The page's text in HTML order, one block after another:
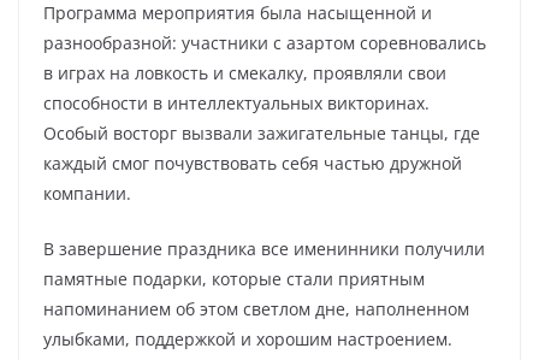
Программа мероприятия была насыщенной и
разнообразной: участники с азартом соревновались
в играх на ловкость и смекалку, проявляли свои
способности в интеллектуальных викторинах.
Особый восторг вызвали зажигательные танцы, где
каждый смог почувствовать себя частью дружной
компании.
В завершение праздника все именинники получили
памятные подарки, которые стали приятным
напоминанием об этом светлом дне, наполненном
улыбками, поддержкой и хорошим настроением.